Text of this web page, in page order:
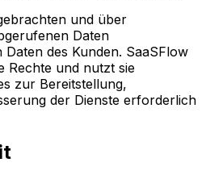
und über
Daten
des Kunden. SaaSFlow
Rechte und nutzt sie
zur Bereitstellung,
der Dienste erforderlich